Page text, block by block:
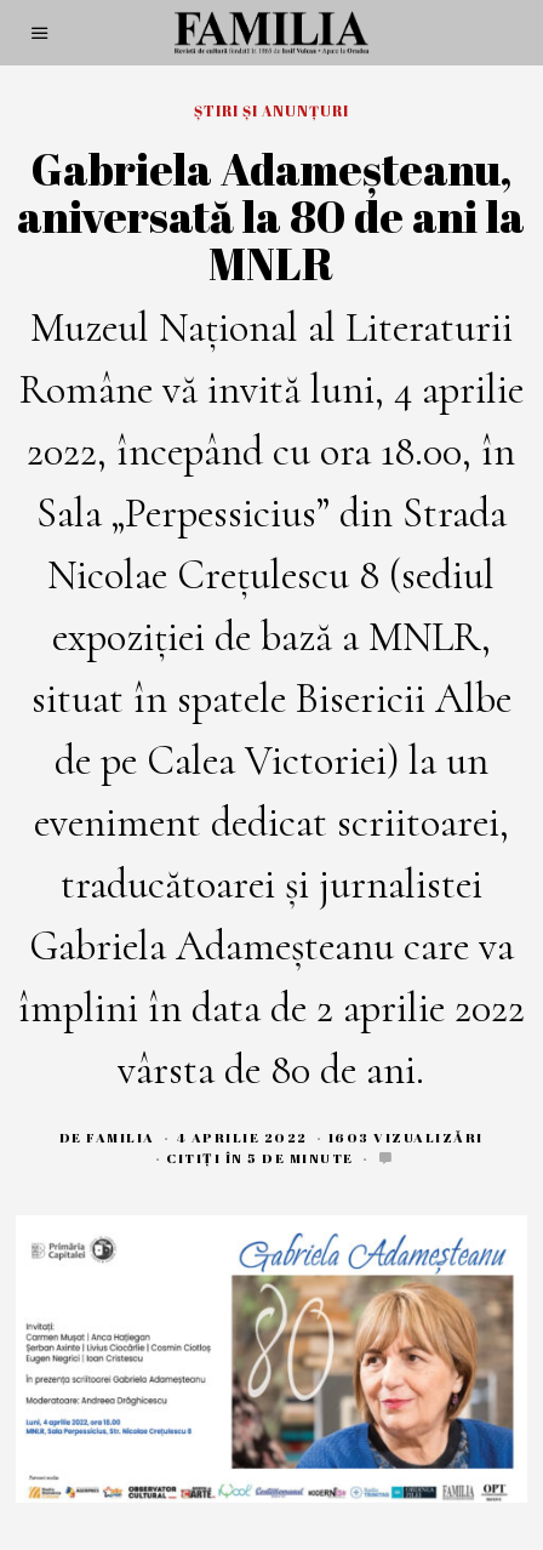
ȘTIRI ȘI ANUNȚURI
Gabriela Adameșteanu,
aniversată la 80 de ani la
MNLR
Muzeul Național al Literaturii
Române vă invită luni, 4 aprilie
2022, începând cu ora 18.00, în
Sala „Perpessicius” din Strada
Nicolae Crețulescu 8 (sediul
expoziției de bază a MNLR,
situat în spatele Bisericii Albe
de pe Calea Victoriei) la un
eveniment dedicat scriitoarei,
traducătoarei și jurnalistei
Gabriela Adameșteanu care va
împlini în data de 2 aprilie 2022
vârsta de 80 de ani.
DEFAMILIA 4 APRILIE 2022
4
L
I
E
2
0
2
2
1603 VIZUALIZĂRI
CITIȚI ÎN 5 DE MINUTE